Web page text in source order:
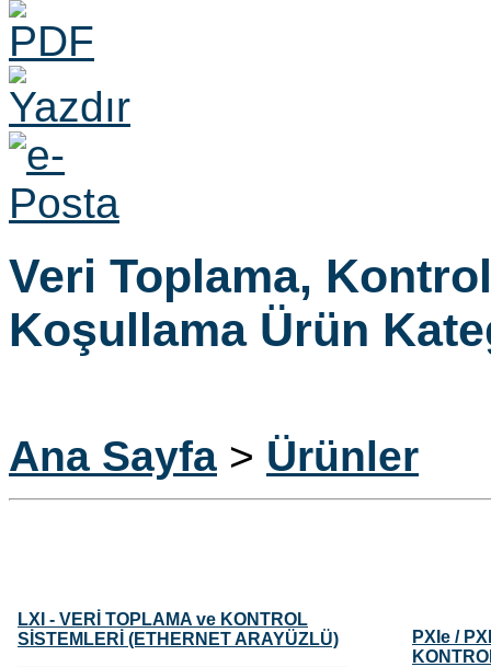
Veri Toplama,
Koşullama Ürün
Ana Sayfa > Ürünler
LXI - VERİ TOPLAMA ve KONTROL
SİSTEMLERİ (ETHERNET ARAYÜZLÜ)
PXIe /